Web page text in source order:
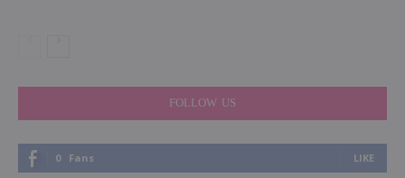
FOLLOW US
0 Fans LIKE